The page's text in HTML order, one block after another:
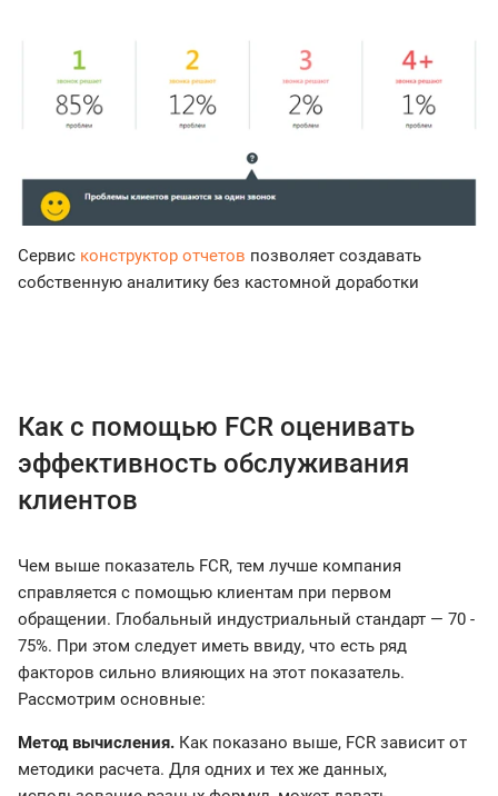
Сервис конструктор отчетов позволяет создавать
собственную аналитику без кастомной доработки
Как с помощью FCR оценивать
эффективность обслуживания
клиентов
Чем выше показатель FCR, тем лучше компания
справляется с помощью клиентам при первом
обращении. Глобальный индустриальный стандарт — 70 -
75%. При этом следует иметь ввиду, что есть ряд
факторов сильно влияющих на этот показатель.
Рассмотрим основные:
Метод вычисления. Как показано выше, FCR зависит от
методики расчета. Для одних и тех же данных,